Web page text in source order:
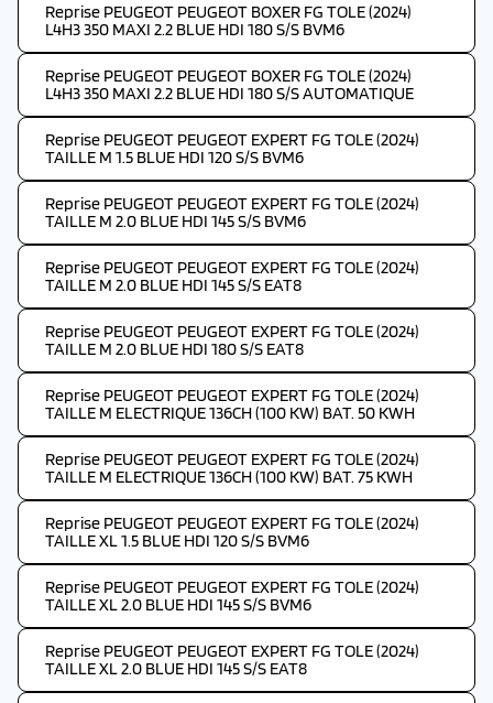
Reprise PEUGEOT PEUGEOT BOXER FG TOLE (2024)
L4H3 350 MAXI 2.2 BLUE HDI 180 S/S BVM6
Reprise PEUGEOT PEUGEOT BOXER FG TOLE (2024)
L4H3 350 MAXI 2.2 BLUE HDI 180 S/S AUTOMATIQUE
Reprise PEUGEOT PEUGEOT EXPERT FG TOLE (2024)
TAILLE M 1.5 BLUE HDI 120 S/S BVM6
Reprise PEUGEOT PEUGEOT EXPERT FG TOLE (2024)
TAILLE M 2.0 BLUE HDI 145 S/S BVM6
Reprise PEUGEOT PEUGEOT EXPERT FG TOLE (2024)
TAILLE M 2.0 BLUE HDI 145 S/S EAT8
Reprise PEUGEOT PEUGEOT EXPERT FG TOLE (2024)
TAILLE M 2.0 BLUE HDI 180 S/S EAT8
Reprise PEUGEOT PEUGEOT EXPERT FG TOLE (2024)
TAILLE M ELECTRIQUE 136CH (100 KW) BAT. 50 KWH
Reprise PEUGEOT PEUGEOT EXPERT FG TOLE (2024)
TAILLE M ELECTRIQUE 136CH (100 KW) BAT. 75 KWH
Reprise PEUGEOT PEUGEOT EXPERT FG TOLE (2024)
TAILLE XL 1.5 BLUE HDI 120 S/S BVM6
Reprise PEUGEOT PEUGEOT EXPERT FG TOLE (2024)
TAILLE XL 2.0 BLUE HDI 145 S/S BVM6
Reprise PEUGEOT PEUGEOT EXPERT FG TOLE (2024)
TAILLE XL 2.0 BLUE HDI 145 S/S EAT8